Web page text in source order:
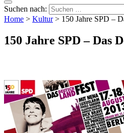
Suchen nach:
Home > Kultur> 150 Jahre SPD –
150 Jahre SPD – Das